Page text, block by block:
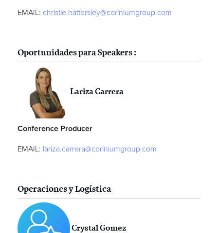
EMAIL: christie.hattersley@coriniumgroup.com
Oportunidades para Speakers :
Lariza Carrera
Conference Producer
EMAIL: lariza.carrera@coriniumgroup.com
Operaciones y Logística
Crystal Gomez